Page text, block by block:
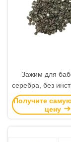
Зажим для
серебра, без
диаметр
Получите
цену